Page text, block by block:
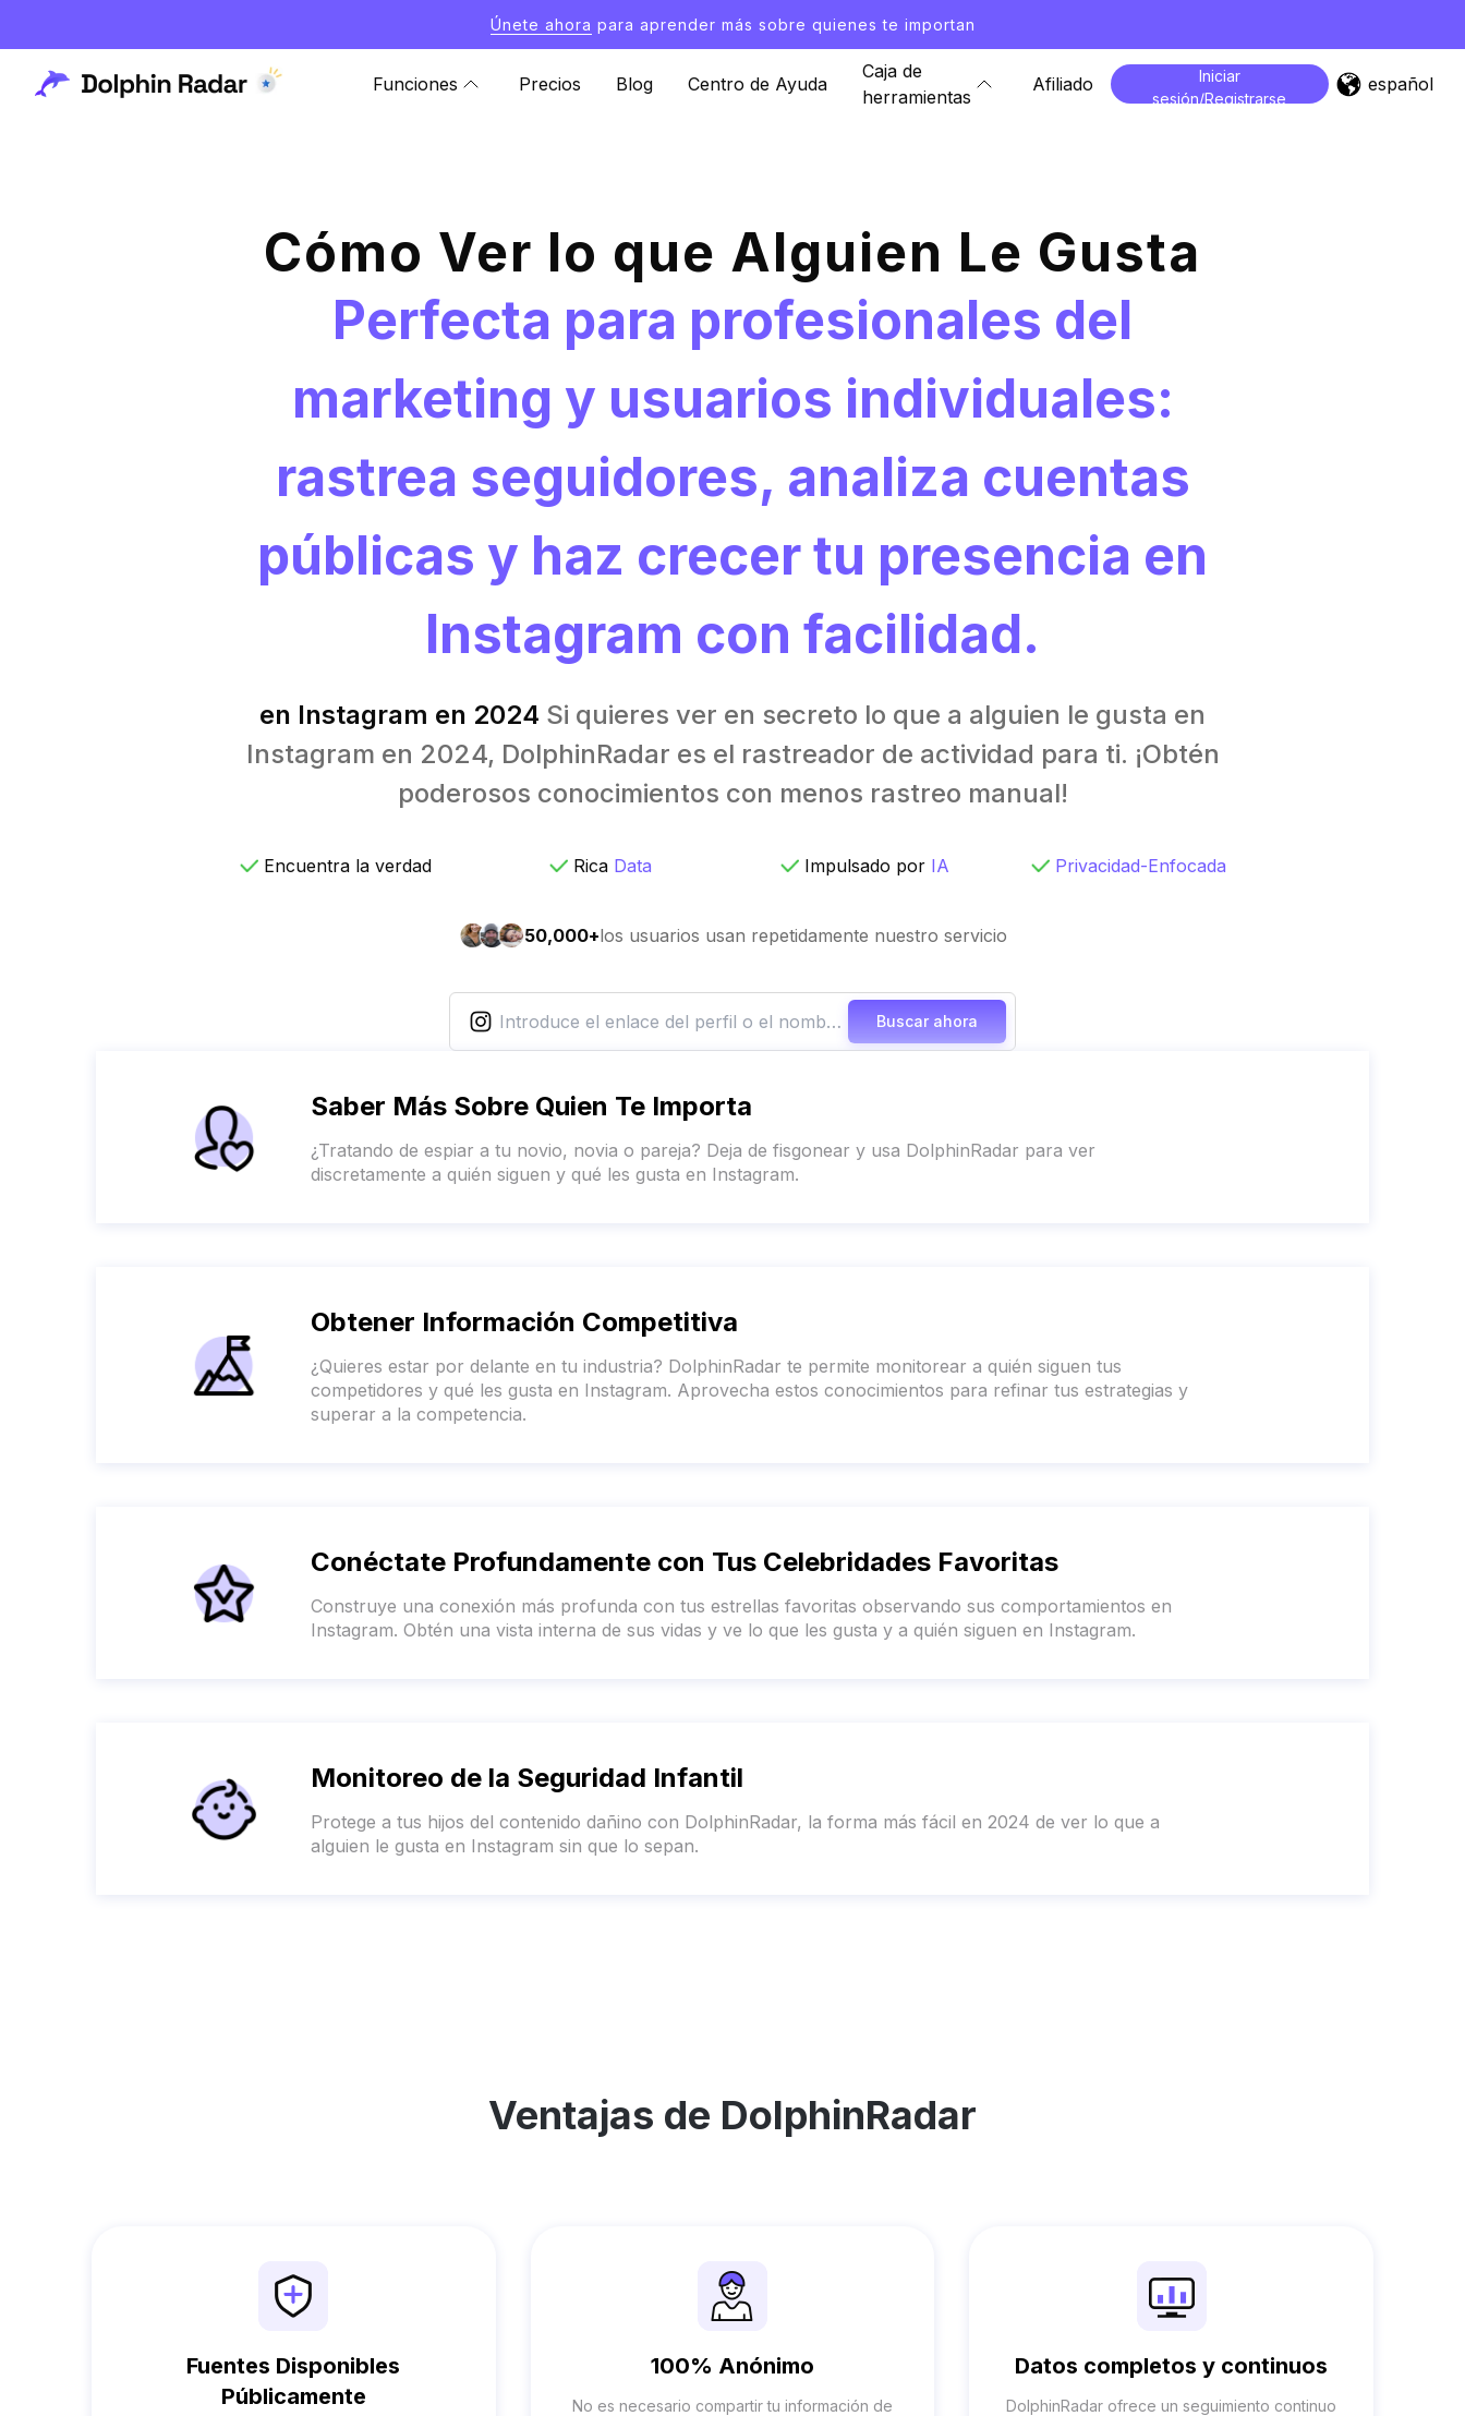
Únete ahora para aprender más sobre quienes te importan
Funciones Precios Blog Centro de Ayuda
Caja de
herramientas
Afiliado
Iniciar
sesión/Registrarse
español
Cómo Ver lo que Alguien Le Gusta
Perfecta para profesionales del
marketing y usuarios individuales:
rastrea seguidores, analiza cuentas
públicas y haz crecer tu presencia en
Instagram con facilidad.
en Instagram en 2024 Si quieres ver en secreto lo que a alguien le gusta en
Instagram en 2024, DolphinRadar es el rastreador de actividad para ti. ¡Obtén
poderosos conocimientos con menos rastreo manual!
Encuentra la verdad Rica Data Impulsado por IA Privacidad-Enfocada
50,000+los usuarios usan repetidamente nuestro servicio
Buscar ahora
Saber Más Sobre Quien Te Importa
¿Tratando de espiar a tu novio, novia o pareja? Deja de fisgonear y usa DolphinRadar para ver
discretamente a quién siguen y qué les gusta en Instagram.
Obtener Información Competitiva
¿Quieres estar por delante en tu industria? DolphinRadar te permite monitorear a quién siguen tus
competidores y qué les gusta en Instagram. Aprovecha estos conocimientos para refinar tus estrategias y
superar a la competencia.
Conéctate Profundamente con Tus Celebridades Favoritas
Construye una conexión más profunda con tus estrellas favoritas observando sus comportamientos en
Instagram. Obtén una vista interna de sus vidas y ve lo que les gusta y a quién siguen en Instagram.
Monitoreo de la Seguridad Infantil
Protege a tus hijos del contenido dañino con DolphinRadar, la forma más fácil en 2024 de ver lo que a
alguien le gusta en Instagram sin que lo sepan.
Ventajas de DolphinRadar
Fuentes Disponibles
Públicamente
100% Anónimo
No es necesario compartir tu información de
Datos completos y continuos
DolphinRadar ofrece un seguimiento continuo